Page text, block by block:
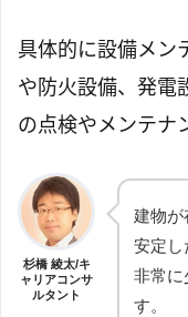
具体的に設備メン
や防火設備、発電
の点検やメンテナ
杉橋 綾太/キ
ャリアコンサ
ルタント
建物が
安定し
非常に
す。